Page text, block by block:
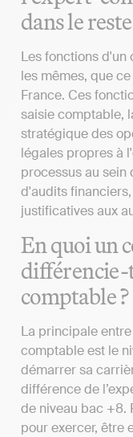
dans le
Les fonctions
les mêmes, que
France. Ces
saisie comptable,
stratégique des
légales propres à
processus au sein
d'audits
justificatives aux
En quoi un
comptable ?
La principale
comptable est le
démarrer sa
différence de
de niveau bac +8.
pour exercer, être